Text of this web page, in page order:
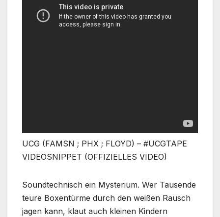
UCG (FAMSN ; PHX ; FLOYD) – #UCGTAPE
VIDEOSNIPPET (OFFIZIELLES VIDEO)
Soundtechnisch ein Mysterium. Wer Tausende
teure Boxentürme durch den weißen Rausch
jagen kann, klaut auch kleinen Kindern